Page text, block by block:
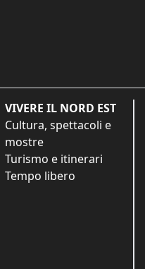
VIVERE IL NORD EST
Cultura, spettacoli e
mostre
Turismo e itinerari
Tempo libero